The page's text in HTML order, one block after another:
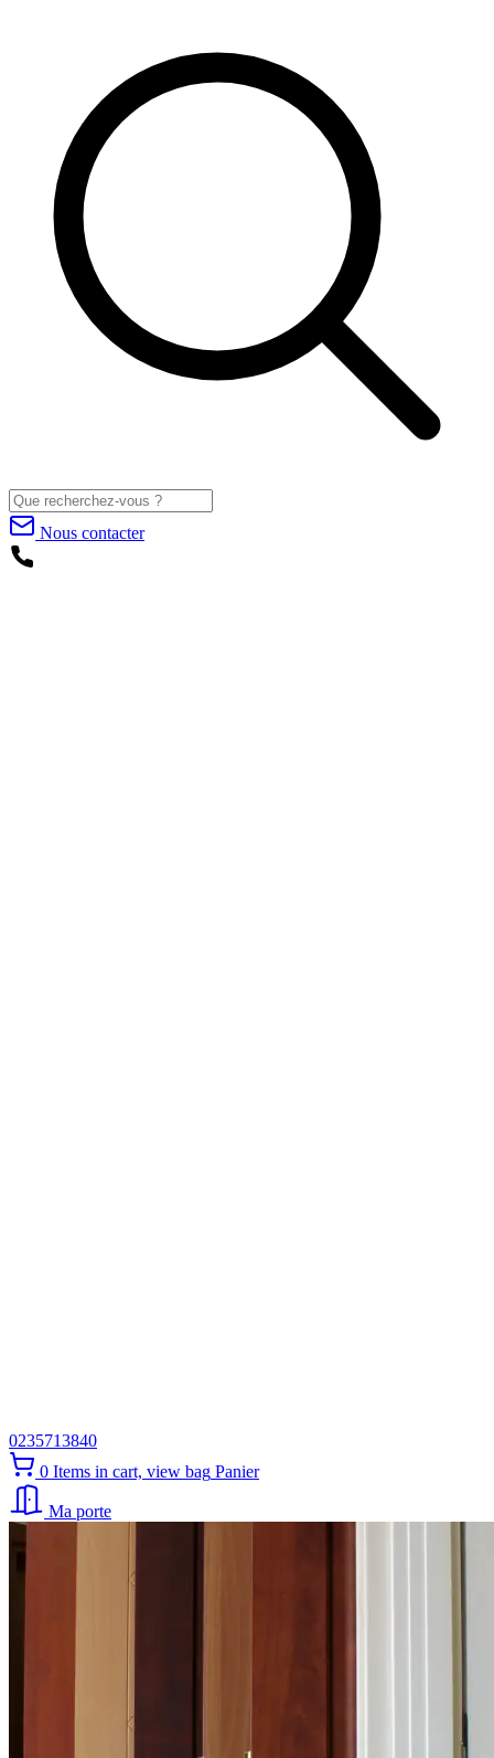
Nous contacter
0235713840
0 Items in cart, view bag Panier
Ma porte